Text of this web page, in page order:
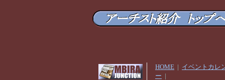
HOME | イベントカレ
ー |